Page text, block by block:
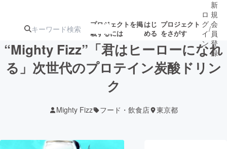
プロジェクトを掲
載するには
はじ
める
プロジェクト
をさがす
注目の新着プロ
ロ
グ
イ
ン
/
新
規
会
員
登
録
“Mighty Fizz”「君はヒーローになれ
る」次世代のプロテイン炭酸ドリン
ク
Mighty Fizz フード・飲食店 東京都